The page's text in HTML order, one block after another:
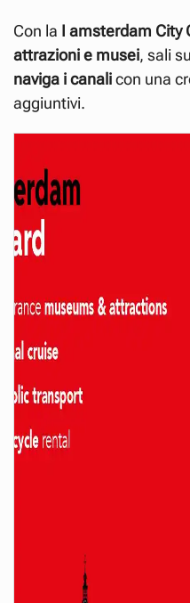
Con la I amsterdam City
attrazioni e musei, sali su
naviga i canalicon una
aggiuntivi.